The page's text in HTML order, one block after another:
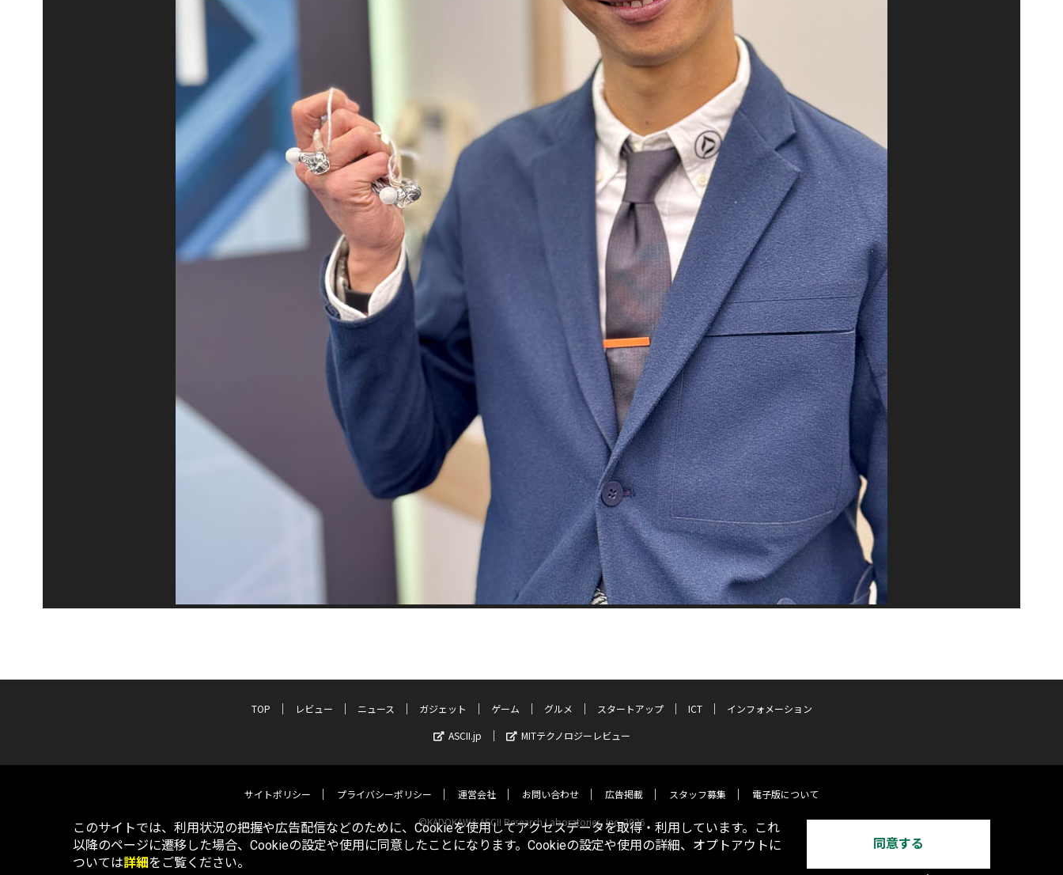
TOP レビュー ニュース ガジェット ゲーム グルメ スタートアップ ICT
インフォメーション
ASCII.jp
MITテクノロジーレビュー
サイトポリシー プライバシーポリシー 運営会社 お問い合わせ 広告掲載 スタッフ募集 電子版について
©KADOKAWA ASCII Research Laboratories, Inc. 2026
このサイトでは、利用状況の把握や広告配信などのために、Cookieを使用してアクセスデータを取得・利用しています。これ
以降のページに遷移した場合、Cookieの設定や使用に同意したことになります。Cookieの設定や使用の詳細、オプトアウトに
ついては詳細をご覧ください。
同意する